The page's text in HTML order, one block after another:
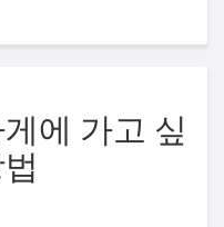
에 가고 싶